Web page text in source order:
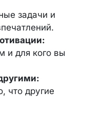
задачи и
и для кого вы
что другие